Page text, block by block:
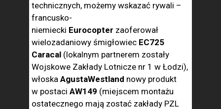
technicznych, możemy wskazać rywali –
francusko-
niemiecki Eurocopter zaoferował
wielozadaniowy śmigłowiec EC725
Caracal (lokalnym partnerem zostały
Wojskowe Zakłady Lotnicze nr 1 w Łodzi),
włoska AgustaWestland nowy produkt
w postaci AW149 (miejscem montażu
ostatecznego mają zostać zakłady PZL